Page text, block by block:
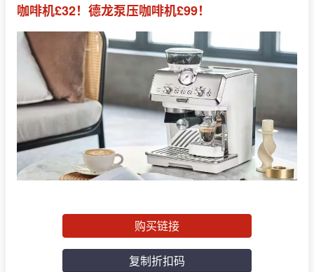
咖啡机£32！德龙泵压咖啡机£99！
购买链接
复制折扣码